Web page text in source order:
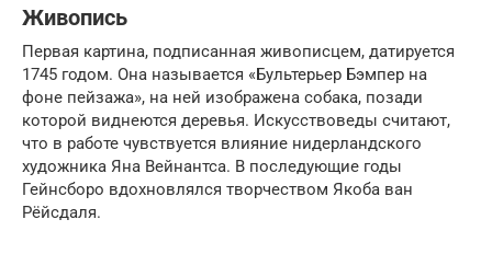
Живопись
Первая картина, подписанная живописцем, датируется
1745 годом. Она называется «Бультерьер Бэмпер на
фоне пейзажа», на ней изображена собака, позади
которой виднеются деревья. Искусствоведы считают,
что в работе чувствуется влияние нидерландского
художника Яна Вейнантса. В последующие годы
Гейнсборо вдохновлялся творчеством Якоба ван
Рёйсдаля.